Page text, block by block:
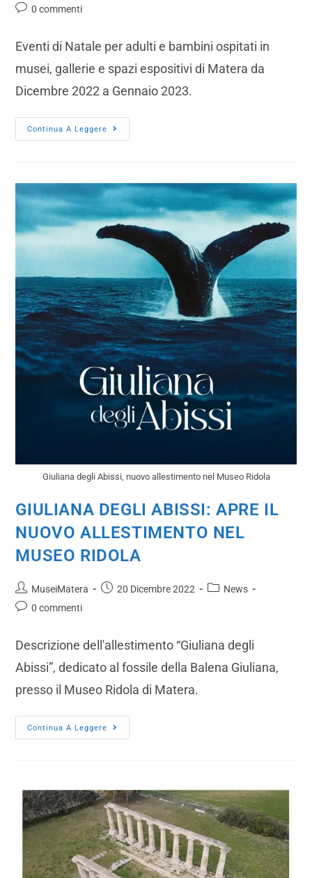
0 commenti
Eventi di Natale per adulti e bambini ospitati in
musei, gallerie e spazi espositivi di Matera da
Dicembre 2022 a Gennaio 2023.
Continua A Leggere
Giuliana degli Abissi, nuovo allestimento nel Museo Ridola
GIULIANA DEGLI ABISSI: APRE IL
NUOVO ALLESTIMENTO NEL
MUSEO RIDOLA
MuseiMatera 20 Dicembre 2022
News
0 commenti
Descrizione dell'allestimento “Giuliana degli
Abissi”, dedicato al fossile della Balena Giuliana,
presso il Museo Ridola di Matera.
Continua A Leggere